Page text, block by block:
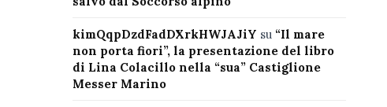
kimQqpDzdFadDXrkHWJAJiY su “Il mare
non porta fiori”, la presentazione del libro
di Lina Colacillo nella “sua” Castiglione
Messer Marino